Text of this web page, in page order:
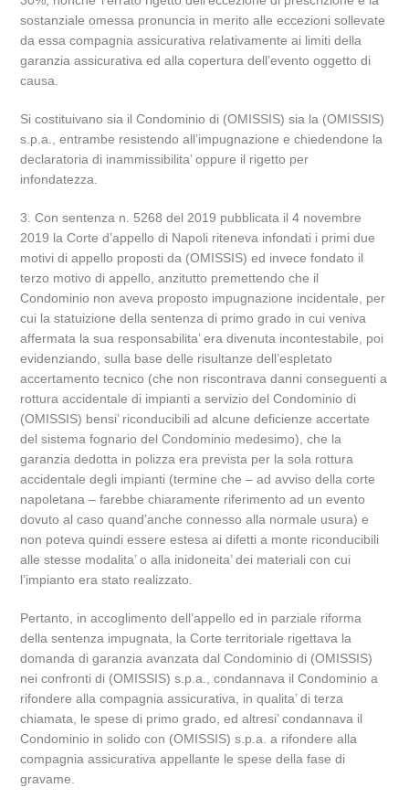
sostanziale omessa pronuncia in merito alle eccezioni sollevate
da essa compagnia assicurativa relativamente ai limiti della
garanzia assicurativa ed alla copertura dell’evento oggetto di
causa.
Si costituivano sia il Condominio di (OMISSIS) sia la (OMISSIS)
s.p.a., entrambe resistendo all’impugnazione e chiedendone la
declaratoria di inammissibilita’ oppure il rigetto per
infondatezza.
3. Con sentenza n. 5268 del 2019 pubblicata il 4 novembre
2019 la Corte d’appello di Napoli riteneva infondati i primi due
motivi di appello proposti da (OMISSIS) ed invece fondato il
terzo motivo di appello, anzitutto premettendo che il
Condominio non aveva proposto impugnazione incidentale, per
cui la statuizione della sentenza di primo grado in cui veniva
affermata la sua responsabilita’ era divenuta incontestabile, poi
evidenziando, sulla base delle risultanze dell’espletato
accertamento tecnico (che non riscontrava danni conseguenti a
rottura accidentale di impianti a servizio del Condominio di
(OMISSIS) bensi’ riconducibili ad alcune deficienze accertate
del sistema fognario del Condominio medesimo), che la
garanzia dedotta in polizza era prevista per la sola rottura
accidentale degli impianti (termine che – ad avviso della corte
napoletana – farebbe chiaramente riferimento ad un evento
dovuto al caso quand’anche connesso alla normale usura) e
non poteva quindi essere estesa ai difetti a monte riconducibili
alle stesse modalita’ o alla inidoneita’ dei materiali con cui
l’impianto era stato realizzato.
Pertanto, in accoglimento dell’appello ed in parziale riforma
della sentenza impugnata, la Corte territoriale rigettava la
domanda di garanzia avanzata dal Condominio di (OMISSIS)
nei confronti di (OMISSIS) s.p.a., condannava il Condominio a
rifondere alla compagnia assicurativa, in qualita’ di terza
chiamata, le spese di primo grado, ed altresi’ condannava il
Condominio in solido con (OMISSIS) s.p.a. a rifondere alla
compagnia assicurativa appellante le spese della fase di
gravame.